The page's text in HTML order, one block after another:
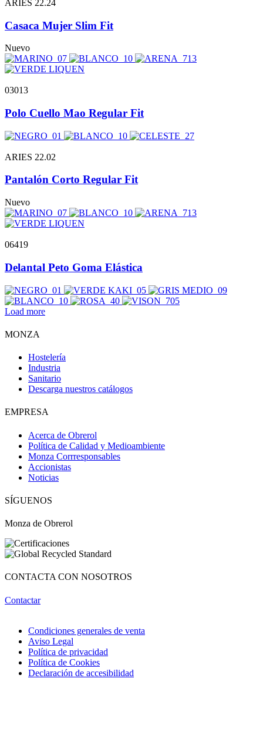
ARIES 22.24
Casaca Mujer Slim Fit
Nuevo
03013
Polo Cuello Mao Regular Fit
ARIES 22.02
Pantalón Corto Regular Fit
Nuevo
06419
Delantal Peto Goma Elástica
Load more
MONZA
Hostelería
Industria
Sanitario
Descarga nuestros catálogos
EMPRESA
Acerca de Obrerol
Política de Calidad y Medioambiente
Monza Corrresponsables
Accionistas
Noticias
SÍGUENOS
Monza de Obrerol
CONTACTA CON NOSOTROS
Contactar
Condiciones generales de venta
Aviso Legal
Política de privacidad
Política de Cookies
Declaración de accesibilidad
Obri
¡Hola! Soy OBRI, tu asistente virtual de Obrerol 🤖Estoy aquí para